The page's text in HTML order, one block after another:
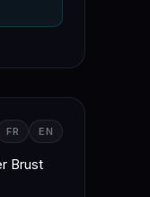
FR EN
Brust